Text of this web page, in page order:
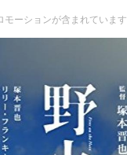
モーションが含まれています